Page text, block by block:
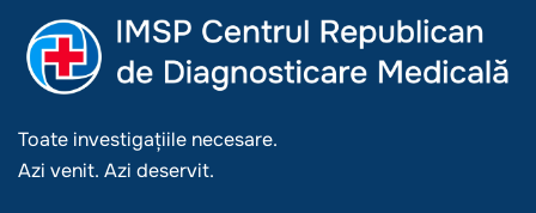
Toate investigațiile necesare.
Azi venit. Azi deservit.